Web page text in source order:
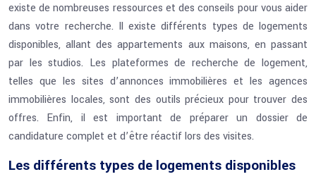
existe de nombreuses ressources et des conseils pour vous aider
dans votre recherche. Il existe différents types de logements
disponibles, allant des appartements aux maisons, en passant
par les studios. Les plateformes de recherche de logement,
telles que les sites d’annonces immobilières et les agences
immobilières locales, sont des outils précieux pour trouver des
offres. Enfin, il est important de préparer un dossier de
candidature complet et d’être réactif lors des visites.
Les différents types de logements disponibles